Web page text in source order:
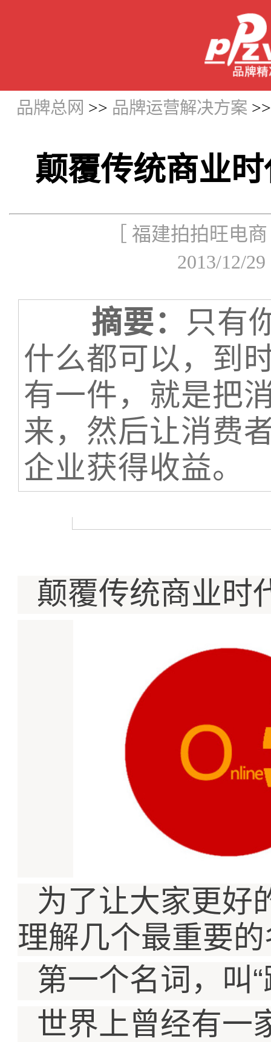
品牌总网 >> 品牌运营解决方案
颠覆传统商业
［ 福建拍拍旺电
2013/12/
摘要： 只有
什么都可以，到
有一件，就是把
来，然后让消费
企业获得收益。
颠覆传统商业时
为了让大家更好
理解几个最重要
第一个名词，叫“
世界上曾经有一